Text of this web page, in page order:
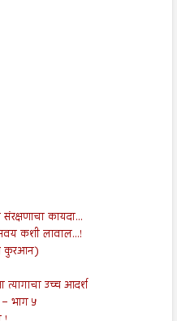
संरक्षणाचा कायदा...
कशी लावाल...!
कुरआन)
त्यागाचा उच्च आदर्श
भाग ५